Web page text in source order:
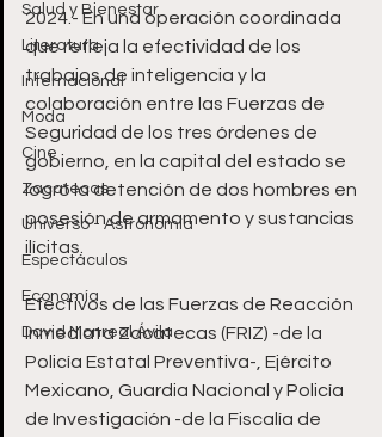
Salud y Bienestar
Literatura
Internacional
Moda
Cine
Zacatecas
Universo - Astronomía
Espectáculos
Economía
David Monreal Ávila
2024.- En una operación coordinada
que refleja la efectividad de los
trabajos de inteligencia y la
colaboración entre las Fuerzas de
Seguridad de los tres órdenes de
gobierno, en la capital del estado se
logró la detención de dos hombres en
posesión de armamento y sustancias
ilícitas.
Efectivos de las Fuerzas de Reacción
Inmediata Zacatecas (FRIZ) -de la
Policía Estatal Preventiva-, Ejército
Mexicano, Guardia Nacional y Policía
de Investigación -de la Fiscalía de